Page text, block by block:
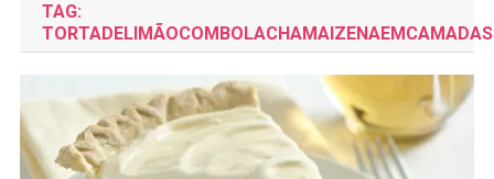
TAG:
TORTADELIMÃOCOMBOLACHAMAIZENAEMCAMADAS